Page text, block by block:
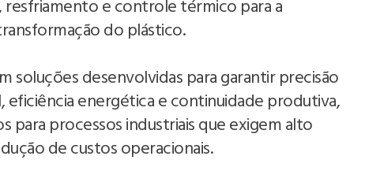
e controle térmico para a
do plástico.
soluções desenvolvidas para garantir precisão
eficiência energética e continuidade produtiva,
para processos industriais que exigem alto
de custos operacionais.